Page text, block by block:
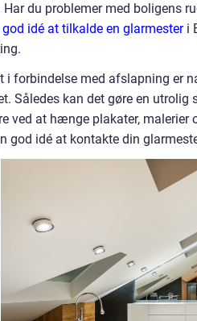
du problemer med boligens
idé at tilkalde en glarmesteri
i forbindelse med afslapning er
Således kan det gøre en
ved at hænge plakater,
god idé at kontakte din